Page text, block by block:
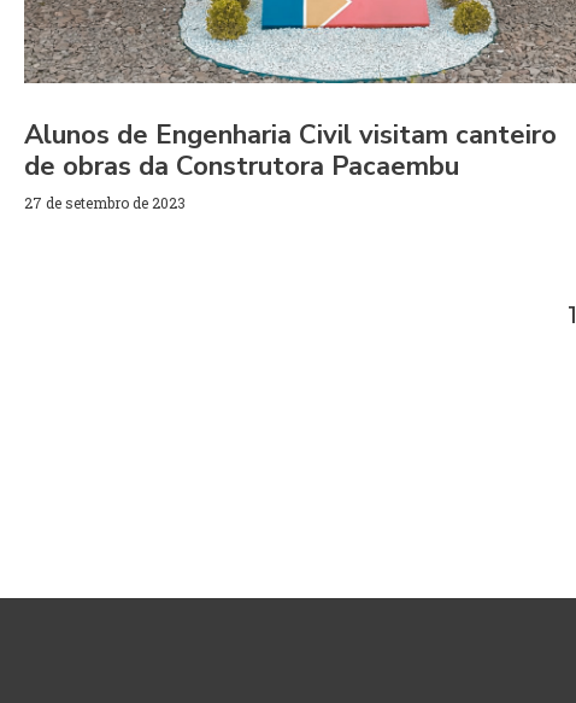
Alunos de Engenharia Civil visitam canteiro
de obras da Construtora Pacaembu
27 de setembro de 2023
1